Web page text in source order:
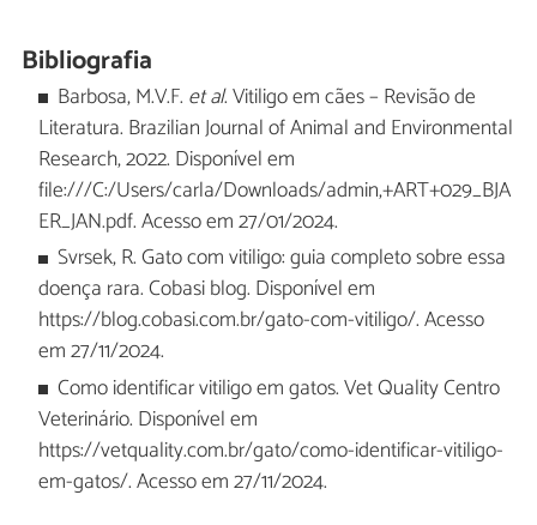
Bibliografia
Barbosa, M.V.F. et al. Vitiligo em cães – Revisão de
Literatura. Brazilian Journal of Animal and Environmental
Research, 2022. Disponível em
file:///C:/Users/carla/Downloads/admin,+ART+029_BJA
ER_JAN.pdf. Acesso em 27/01/2024.
Svrsek, R. Gato com vitiligo: guia completo sobre essa
doença rara. Cobasi blog. Disponível em
https://blog.cobasi.com.br/gato-com-vitiligo/. Acesso
em 27/11/2024.
Como identificar vitiligo em gatos. Vet Quality Centro
Veterinário. Disponível em
https://vetquality.com.br/gato/como-identificar-vitiligo-
em-gatos/. Acesso em 27/11/2024.